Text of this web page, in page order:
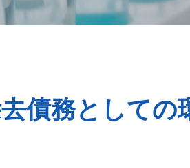
債務としての